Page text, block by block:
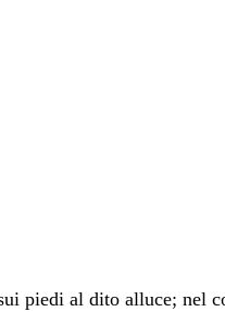
piedi al dito alluce; nel